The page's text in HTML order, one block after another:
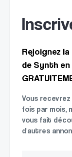
Rejoignez
de Synth
Vous
fois par mois,
vous fait
d'autres